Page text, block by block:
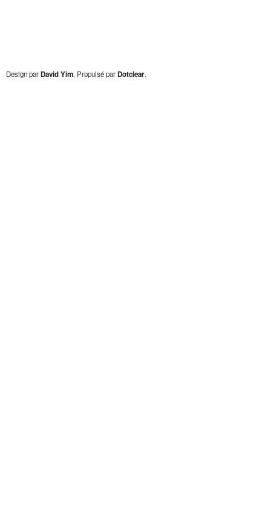
Design parDavid Yim. Propulsé parDotclear.